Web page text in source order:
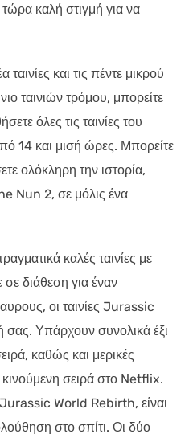
καλή στιγμή για να
ταινίες και τις πέντε μικρού
ταινιών τρόμου, μπορείτε
όλες τις ταινίες του
14 και μισή ώρες. Μπορείτε
ολόκληρη την ιστορία,
Nun 2, σε μόλις ένα
καλές ταινίες με
διάθεση για έναν
οι ταινίες Jurassic
σας. Υπάρχουν συνολικά έξι
καθώς και μερικές
κινούμενη σειρά στο Netflix.
Jurassic World Rebirth, είναι
στο σπίτι. Οι δύο